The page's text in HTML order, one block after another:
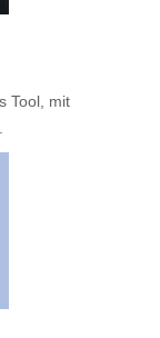
Tool, mit